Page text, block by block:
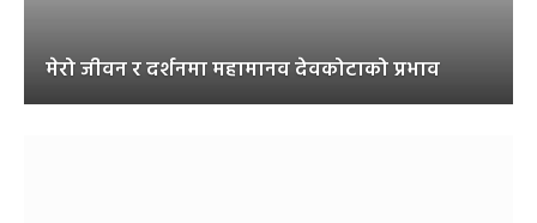
मेरो जीवन र दर्शनमा महामानव देवकोटाको प्रभाव